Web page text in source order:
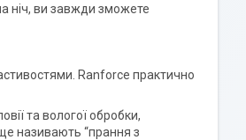
ніч, ви завжди зможете
Ranforce практично
та вологої обробки,
називають “прання з